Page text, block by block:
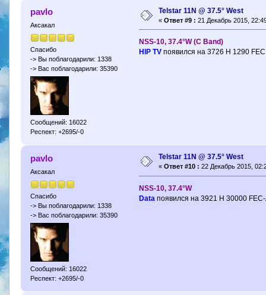
pavlo
Аксакал
Спасибо
-> Вы поблагодарили: 1338
-> Вас поблагодарили: 35390
Сообщений: 16022
Респект: +2695/-0
Telstar 11N @ 37.5° West
« Ответ #9 : 21 Декабрь 2015,
NSS-10, 37.4°W (С Band)
HIP TV появился на 3726 H 1290
pavlo
Аксакал
Спасибо
-> Вы поблагодарили: 1338
-> Вас поблагодарили: 35390
Сообщений: 16022
Респект: +2695/-0
Telstar 11N @ 37.5° West
« Ответ #10 : 22 Декабрь 2015,
NSS-10, 37.4°W
Data появился на 3921 H 30000